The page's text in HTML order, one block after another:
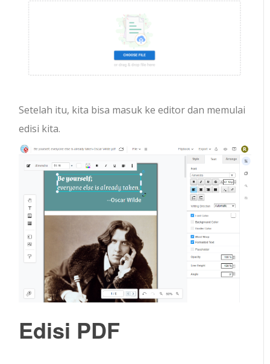
Setelah itu, kita bisa masuk ke editor dan memulai
edisi kita.
Edisi PDF